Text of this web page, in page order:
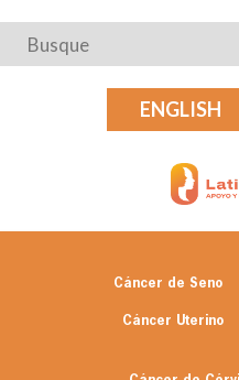
ENGLISH
Cáncer de Seno
Cáncer Uterino